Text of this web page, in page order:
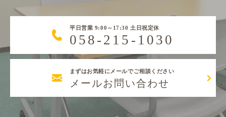
平日営業 9:00～17:30 土日祝定休
058-215-1030
まずはお気軽にメールでご相談ください
メールお問い合わせ